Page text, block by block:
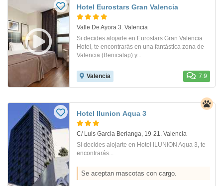
Hotel Eurostars Gran Valencia
Valle De Ayora 3. Valencia
Si decides alojarte en Eurostars Gran Valencia
Hotel, te encontrarás en una fantástica zona de
Valencia (Benicalap) y...
Valencia 7.9
Hotel Ilunion Aqua 3
C/ Luis Garcia Berlanga, 19-21. Valencia
Si decides alojarte en Hotel ILUNION Aqua 3, te
encontrarás...
Se aceptan mascotas con cargo.